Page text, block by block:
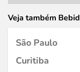
Veja também
São Paulo
Curitiba